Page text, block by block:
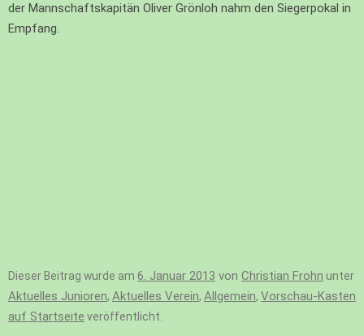
der Mannschaftskapitän Oliver Grönloh nahm den Siegerpokal in
Empfang.
Dieser Beitrag wurde am 6. Januar 2013 von Christian Frohn unter
Aktuelles Junioren, Aktuelles Verein, Allgemein, Vorschau-Kasten
auf Startseite veröffentlicht.